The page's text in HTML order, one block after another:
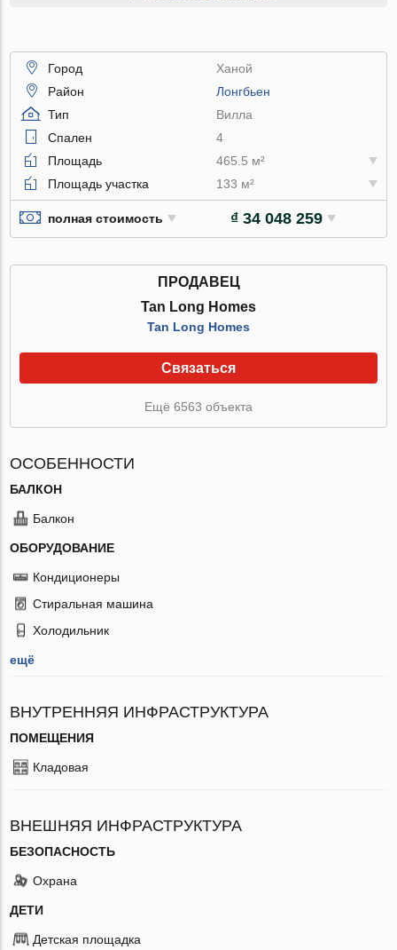
Город
Ханой
Район
Лонгбьен
Тип
Вилла
Спален
4
Площадь
465.5 м²
Площадь участка
133 м²
полная стоимость ₫ 34 048 259
ПРОДАВЕЦ
Tan Long Homes
Tan Long Homes
Связаться
Ещё 6563 объекта
ОСОБЕННОСТИ
БАЛКОН
Балкон
ОБОРУДОВАНИЕ
Кондиционеры
Стиральная машина
Холодильник
ещё
ВНУТРЕННЯЯ ИНФРАСТРУКТУРА
ПОМЕЩЕНИЯ
Кладовая
ВНЕШНЯЯ ИНФРАСТРУКТУРА
БЕЗОПАСНОСТЬ
Охрана
ДЕТИ
Детская площадка